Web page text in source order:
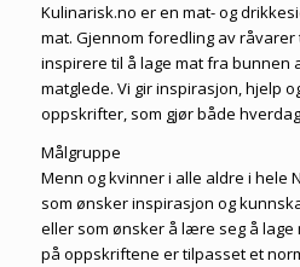
Kulinarisk.no er en mat- og
mat. Gjennom foredling av
inspirere til å lage mat fra bunnen
matglede. Vi gir inspirasjon, hjelp
oppskrifter, som gjør både
Målgruppe
Menn og kvinner i alle aldre i hele
som ønsker inspirasjon og
eller som ønsker å lære seg å lage
på oppskriftene er tilpasset et